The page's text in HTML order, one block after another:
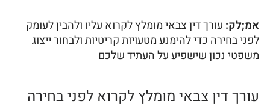
אמ;לק: עורך דין צבאי מומלץ לקרוא עליו ולהבין לעומק
לפני בחירה כדי להימנע מטעויות קריטיות ולבחור ייצוג
משפטי נכון שישפיע על העתיד שלכם
עורך דין צבאי מומלץ לקרוא לפני בחירה